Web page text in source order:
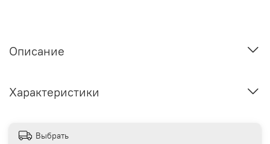
Описание
Характеристики
Выбрать